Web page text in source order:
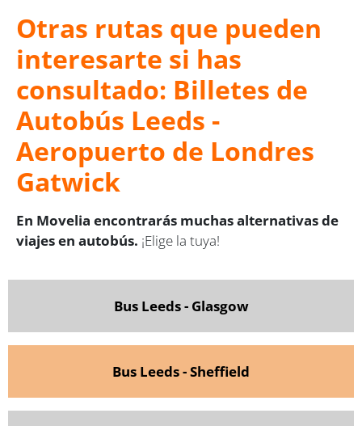
Otras rutas que pueden
interesarte si has
consultado: Billetes de
Autobús Leeds -
Aeropuerto de Londres
Gatwick
En Movelia encontrarás muchas alternativas de
viajes en autobús. ¡Elige la tuya!
Bus Leeds - Glasgow
Bus Leeds - Sheffield